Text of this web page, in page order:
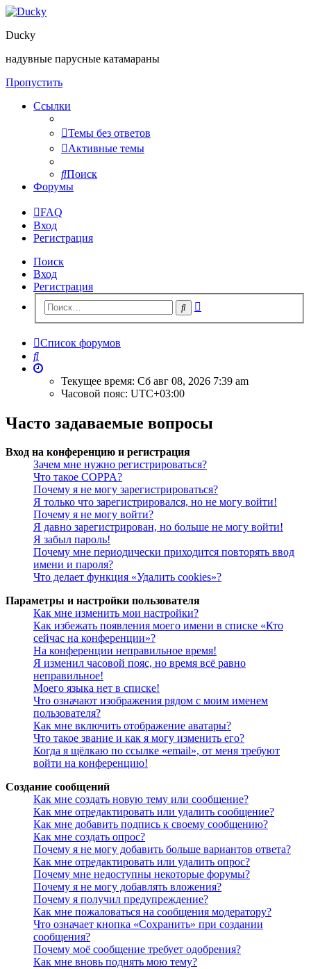
Ducky
надувные парусные катамараны
Пропустить
Ссылки
Темы без ответов
Активные темы
Поиск
Форумы
FAQ
Вход
Регистрация
Поиск
Вход
Регистрация
Поиск
Список форумов
Поиск
Текущее время: Сб авг 08, 2026 7:39 am
Часовой пояс: UTC+03:00
Часто задаваемые вопросы
Вход на конференцию и регистрация
Зачем мне нужно регистрироваться?
Что такое COPPA?
Почему я не могу зарегистрироваться?
Я только что зарегистрировался, но не могу войти!
Почему я не могу войти?
Я давно зарегистрирован, но больше не могу войти!
Я забыл пароль!
Почему мне периодически приходится повторять ввод
имени и пароля?
Что делает функция «Удалить cookies»?
Параметры и настройки пользователя
Как мне изменить мои настройки?
Как избежать появления моего имени в списке «Кто
сейчас на конференции»?
На конференции неправильное время!
Я изменил часовой пояс, но время всё равно
неправильное!
Моего языка нет в списке!
Что означают изображения рядом с моим именем
пользователя?
Как мне включить отображение аватары?
Что такое звание и как я могу изменить его?
Когда я щёлкаю по ссылке «email», от меня требуют
войти на конференцию!
Создание сообщений
Как мне создать новую тему или сообщение?
Как мне отредактировать или удалить сообщение?
Как мне добавить подпись к своему сообщению?
Как мне создать опрос?
Почему я не могу добавить больше вариантов ответа?
Как мне отредактировать или удалить опрос?
Почему мне недоступны некоторые форумы?
Почему я не могу добавлять вложения?
Почему я получил предупреждение?
Как мне пожаловаться на сообщения модератору?
Что означает кнопка «Сохранить» при создании
сообщения?
Почему моё сообщение требует одобрения?
Как мне вновь поднять мою тему?